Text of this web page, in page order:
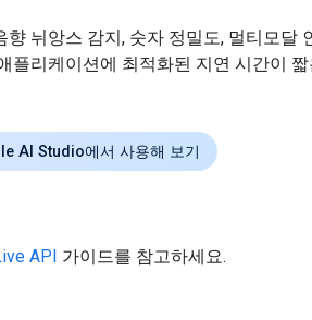
뉘앙스 감지, 숫자 정밀도, 멀티모달
플리케이션에 최적화된 지연 시간이
AI Studio에서 사용해 보기
API 가이드를 참고하세요.